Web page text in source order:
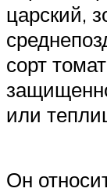
царский,
сорт
или
Он